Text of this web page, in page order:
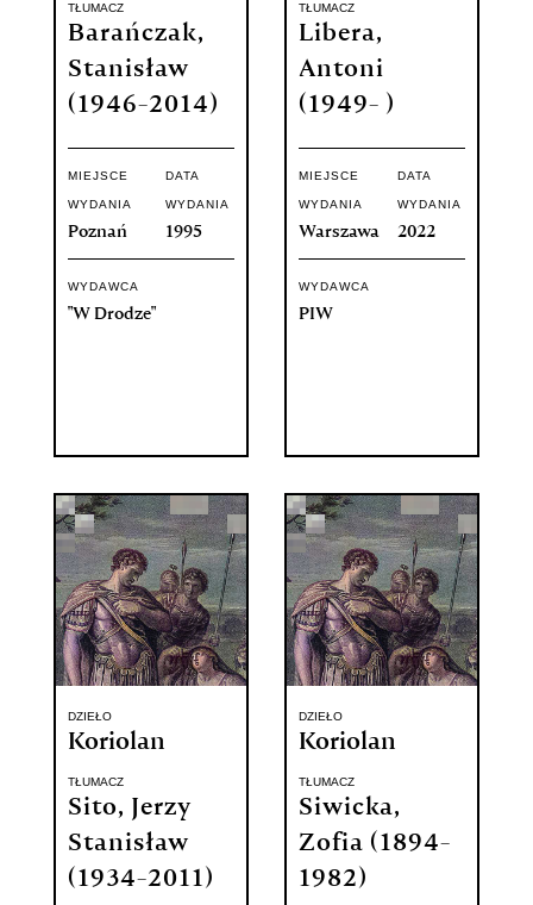
TŁUMACZ
Barańczak,
Stanisław
(1946-2014)
MIEJSCE
WYDANIA
Poznań
DATA
WYDANIA
1995
WYDAWCA
"W Drodze"
TŁUMACZ
Libera,
Antoni
(1949- )
MIEJSCE
WYDANIA
Warszawa
DATA
WYDANIA
2022
WYDAWCA
PIW
DZIEŁO
Koriolan
TŁUMACZ
Sito, Jerzy
Stanisław
(1934-2011)
DZIEŁO
Koriolan
TŁUMACZ
Siwicka,
Zofia (1894-
1982)